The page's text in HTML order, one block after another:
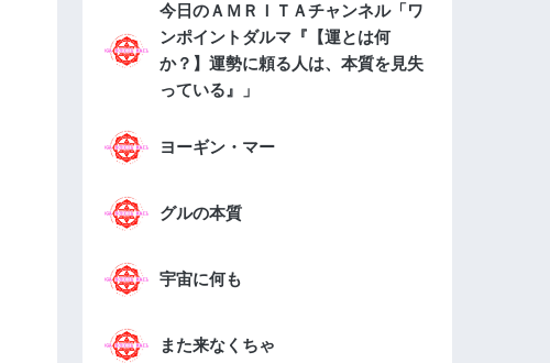
今日のＡＭＲＩＴＡチャンネル「ワ
ンポイントダルマ『【運とは何
か？】運勢に頼る人は、本質を見失
っている』」
ヨーギン・マー
グルの本質
宇宙に何も
また来なくちゃ